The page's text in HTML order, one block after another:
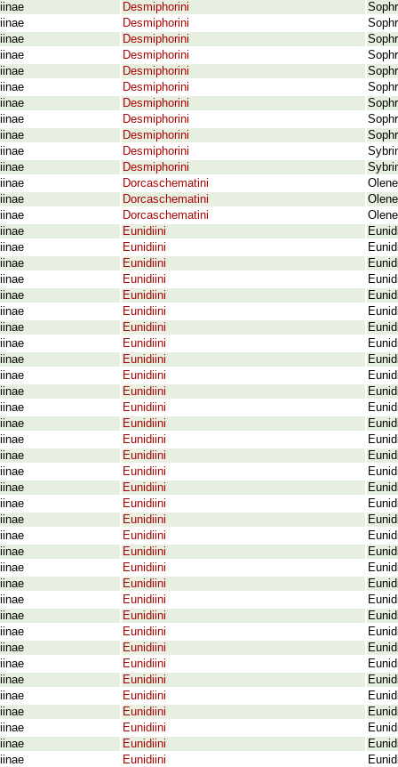
Desmiphorini
Desmiphorini
Desmiphorini
Desmiphorini
Desmiphorini
Desmiphorini
Desmiphorini
Desmiphorini
Desmiphorini
Desmiphorini
Desmiphorini
Dorcaschematini
Dorcaschematini
Dorcaschematini
Eunidiini
Eunidiini
Eunidiini
Eunidiini
Eunidiini
Eunidiini
Eunidiini
Eunidiini
Eunidiini
Eunidiini
Eunidiini
Eunidiini
Eunidiini
Eunidiini
Eunidiini
Eunidiini
Eunidiini
Eunidiini
Eunidiini
Eunidiini
Eunidiini
Eunidiini
Eunidiini
Eunidiini
Eunidiini
Eunidiini
Eunidiini
Eunidiini
Eunidiini
Eunidiini
Eunidiini
Eunidiini
Eunidiini
Eunidiini